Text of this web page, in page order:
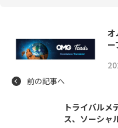
オ
前の記事へ
トライバルメ
ス、ソーシャ